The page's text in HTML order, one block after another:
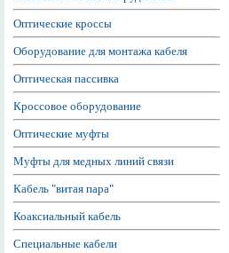
Оптические кроссы
Оборудование для монтажа кабеля
Оптическая пассивка
Кроссовое оборудование
Оптические муфты
Муфты для медных линий связи
Кабель "витая пара"
Коаксиальный кабель
Специальные кабели